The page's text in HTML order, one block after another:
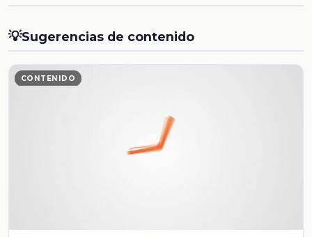
💡Sugerencias de contenido
CONTENIDO